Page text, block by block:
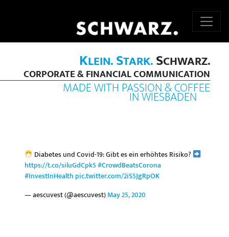
KLEIN.STARK.SCHWARZ.
CORPORATE & FINANCIAL COMMUNICATION
MADE WITH PASSION & COFFEE
IN WIESBADEN
Diabetes und Covid-19: Gibt es ein erhöhtes Risiko?
https://t.co/siluGdCpk5#CrowdBeatsCorona
#InvestInHealthpic.twitter.com/2iS5JgRpOK
— aescuvest (@aescuvest)May 25, 2020